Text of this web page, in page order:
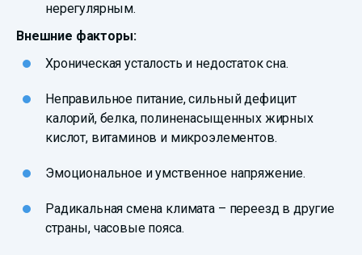
нерегулярным.
Внешние факторы:
Хроническая усталость и недостаток сна.
Неправильное питание, сильный дефицит
калорий, белка, полиненасыщенных жирных
кислот, витаминов и микроэлементов.
Эмоциональное и умственное напряжение.
Радикальная смена климата – переезд в другие
страны, часовые пояса.